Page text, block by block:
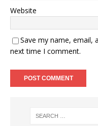
Website
Save my name, email,
next time I comment.